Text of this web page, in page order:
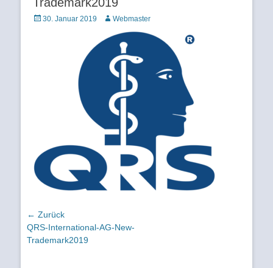
Veröffentlicht
30. Januar 2019 AutorWebmaster
Beitragsnavigation
← Zurück
Vorhergehender
Beitrag:
QRS-International-AG-New-
Trademark2019